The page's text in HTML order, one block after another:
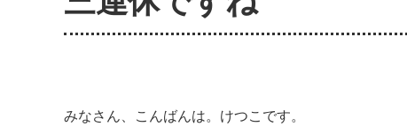
みなさん、こんばんは。けつこです。